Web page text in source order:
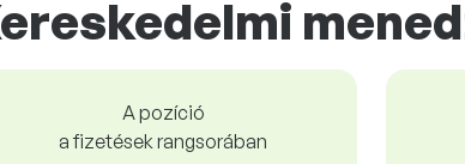
A pozíció
a fizetések rangsorában